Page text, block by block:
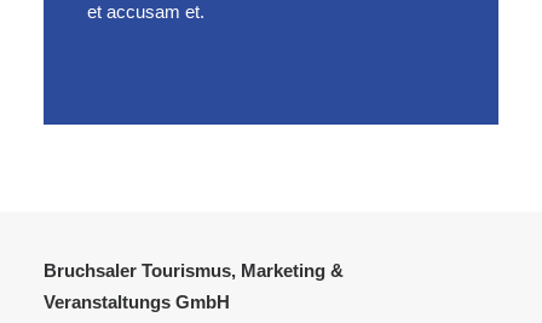
et accusam et.
Bruchsaler Tourismus, Marketing &
Veranstaltungs GmbH